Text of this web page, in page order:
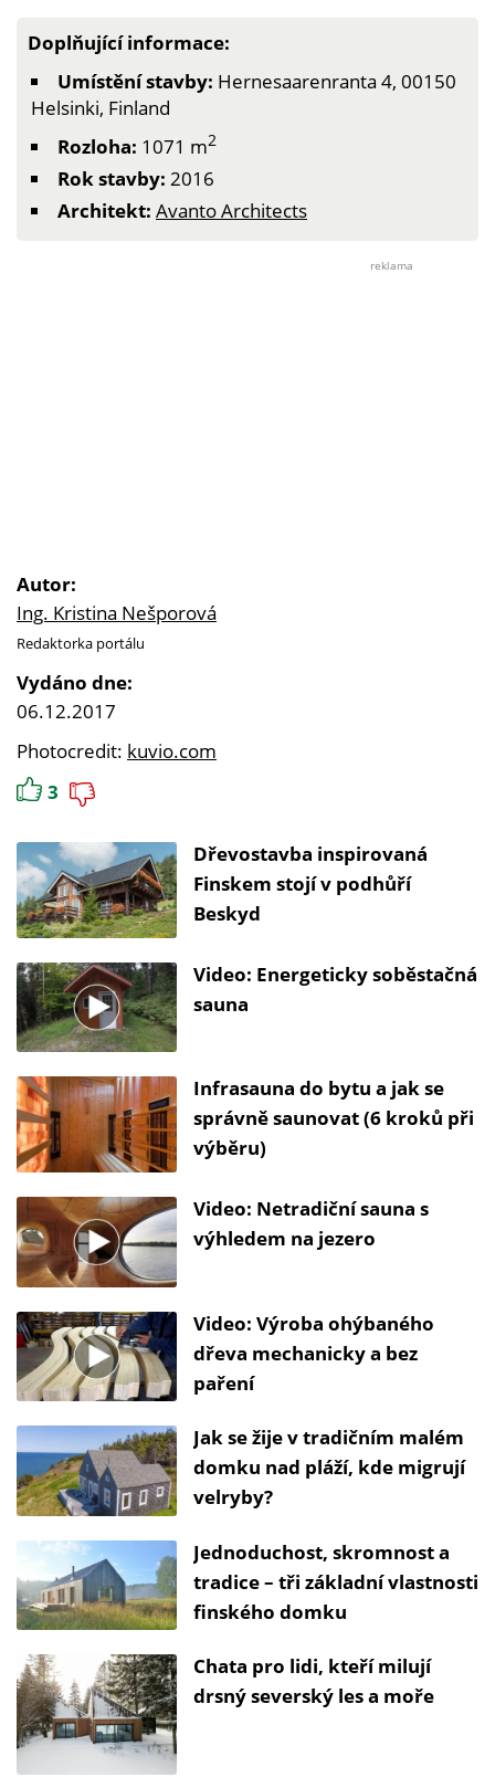
Doplňující informace:
Umístění stavby: Hernesaarenranta 4, 00150
Helsinki, Finland
Rozloha: 1071 m2
Rok stavby: 2016
Architekt: Avanto Architects
reklama
Autor:
Ing. Kristina Nešporová
Redaktorka portálu
Vydáno dne:
06.12.2017
Photocredit: kuvio.com
3
Dřevostavba inspirovaná
Finskem stojí v podhůří
Beskyd
Video: Energeticky soběstačná
sauna
Infrasauna do bytu a jak se
správně saunovat (6 kroků při
výběru)
Video: Netradiční sauna s
výhledem na jezero
Video: Výroba ohýbaného
dřeva mechanicky a bez
paření
Jak se žije v tradičním malém
domku nad pláží, kde migrují
velryby?
Jednoduchost, skromnost a
tradice – tři základní vlastnosti
finského domku
Chata pro lidi, kteří milují
drsný severský les a moře